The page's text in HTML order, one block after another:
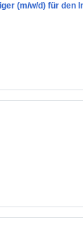
(m/w/d) für den